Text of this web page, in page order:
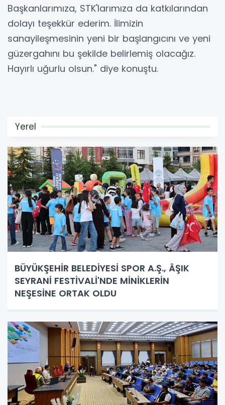
Başkanlarımıza, STK'larımıza da katkılarından
dolayı teşekkür ederim. İlimizin
sanayileşmesinin yeni bir başlangıcını ve yeni
güzergahını bu şekilde belirlemiş olacağız.
Hayırlı uğurlu olsun." diye konuştu.
Yerel
BÜYÜKŞEHİR BELEDİYESİ SPOR A.Ş., ÂŞIK
SEYRANİ FESTİVALİ'NDE MİNİKLERİN
NEŞESİNE ORTAK OLDU